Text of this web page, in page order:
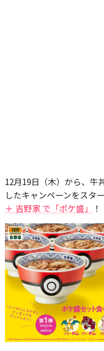
12月19日（木）から、牛
したキャンペーンをスタ
＋ 吉野家 で「ポケ盛」
！